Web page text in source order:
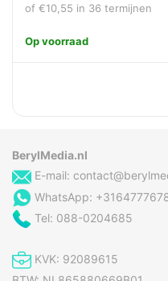
Meegeleverde drivers
operating systems
Ondersteunt Windows
of €10,55 in 36 termijnen
Op voorraad
BerylMedia.nl
E-mail:
WhatsApp:
Tel: 088-0204685
KVK: 92089615